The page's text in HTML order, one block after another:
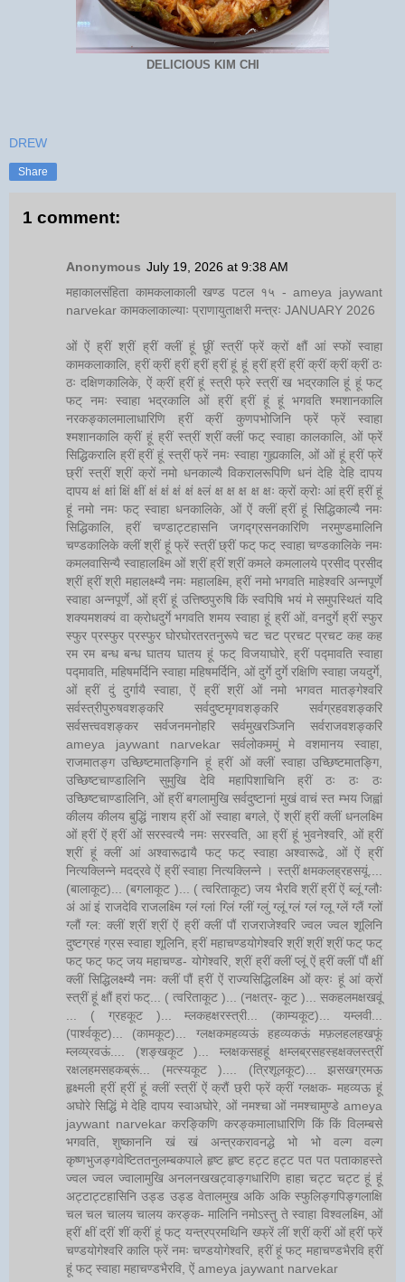
DELICIOUS KIM CHI
DREW
Share
1 comment:
Anonymous July 19, 2026 at 9:38 AM
महाकालसंहिता कामकलाकाली खण्ड पटल १५ - ameya jaywant
narvekar कामकलाकाल्याः प्राणायुताक्षरी मन्त्रः JANUARY 2026
ओं ऐं ह्रीं श्रीं ह्रीं क्लीं हूं छूीं स्त्रीं फ्रें क्रों क्षौं आं स्फों स्वाहा
कामकलाकालि, ह्रीं क्रीं ह्रीं ह्रीं ह्रीं हूं हूं ह्रीं ह्रीं ह्रीं क्रीं क्रीं क्रीं ठः
ठः दक्षिणकालिके, ऐं क्रीं ह्रीं हूं स्त्री फ्रे स्त्रीं ख भद्रकालि हूं हूं फट्
फट् नमः स्वाहा भद्रकालि ओं ह्रीं ह्रीं हूं हूं भगवति श्मशानकालि
नरकङ्कालमालाधारिणि ह्रीं क्रीं कुणपभोजिनि फ्रें फ्रें स्वाहा
श्मशानकालि क्रीं हूं ह्रीं स्त्रीं श्रीं क्लीं फट् स्वाहा कालकालि, ओं फ्रें
सिद्धिकरालि ह्रीं ह्रीं हूं स्त्रीं फ्रें नमः स्वाहा गुह्यकालि, ओं ओं हूं ह्रीं फ्रें
छ्रीं स्त्रीं श्रीं क्रों नमो धनकाल्यै विकरालरूपिणि धनं देहि देहि दापय
दापय क्षं क्षां क्षिं क्षीं क्षं क्षं क्षं क्षं क्ष्लं क्ष क्ष क्ष क्ष क्षः क्रों क्रोः आं ह्रीं ह्रीं हूं
हूं नमो नमः फट् स्वाहा धनकालिके, ओं ऐं क्लीं ह्रीं हूं सिद्धिकाल्यै नमः
सिद्धिकालि, ह्रीं चण्डाट्टहासनि जगद्ग्रसनकारिणि नरमुण्डमालिनि
चण्डकालिके क्लीं श्रीं हूं फ्रें स्त्रीं छ्रीं फट् फट् स्वाहा चण्डकालिके नमः
कमलवासिन्यै स्वाहालक्ष्मि ओं श्रीं ह्रीं श्रीं कमले कमलालये प्रसीद प्रसीद
श्रीं ह्रीं श्री महालक्ष्म्यै नमः महालक्ष्मि, ह्रीं नमो भगवति माहेश्वरि अन्नपूर्णे
स्वाहा अन्नपूर्णे, ओं ह्रीं हूं उत्तिष्ठपुरुषि किं स्वपिषि भयं मे समुपस्थितं यदि
शक्यमशक्यं वा क्रोधदुर्गे भगवति शमय स्वाहा हूं ह्रीं ओं, वनदुर्गे ह्रीं स्फुर
स्फुर प्रस्फुर प्रस्फुर घोरघोरतरतनुरूपे चट चट प्रचट प्रचट कह कह
रम रम बन्ध बन्ध घातय घातय हूं फट् विजयाघोरे, ह्रीं पद्मावति स्वाहा
पद्मावति, महिषमर्दिनि स्वाहा महिषमर्दिनि, ओं दुर्गे दुर्गे रक्षिणि स्वाहा जयदुर्गे,
ओं ह्रीं दुं दुर्गायै स्वाहा, ऐं ह्रीं श्रीं ओं नमो भगवत मातङ्गेश्वरि
सर्वस्त्रीपुरुषवशङ्करि सर्वदुष्टमृगवशङ्करि सर्वग्रहवशङ्करि
सर्वसत्त्ववशङ्कर सर्वजनमनोहरि सर्वमुखरञ्जिनि सर्वराजवशङ्करि
ameya jaywant narvekar सर्वलोकममुं मे वशमानय स्वाहा,
राजमातङ्ग उच्छिष्टमातङ्गिनि हूं ह्रीं ओं क्लीं स्वाहा उच्छिष्टमातङ्गि,
उच्छिष्टचाण्डालिनि सुमुखि देवि महापिशाचिनि ह्रीं ठः ठः ठः
उच्छिष्टचाण्डालिनि, ओं ह्रीं बगलामुखि सर्वदुष्टानां मुखं वाचं स्त म्भय जिह्वां
कीलय कीलय बुद्धिं नाशय ह्रीं ओं स्वाहा बगले, ऐं श्रीं ह्रीं क्लीं धनलक्ष्मि
ओं ह्रीं ऐं ह्रीं ओं सरस्वत्यै नमः सरस्वति, आ ह्रीं हूं भुवनेश्वरि, ओं ह्रीं
श्रीं हूं क्लीं आं अश्वारूढायै फट् फट् स्वाहा अश्वारूढे, ओं ऐं ह्रीं
नित्यक्लिन्ने मदद्रवे ऐं ह्रीं स्वाहा नित्यक्लिन्ने । स्त्रीं क्षमकलह्रहसयूं....
(बालाकूट)... (बगलाकूट )... ( त्वरिताकूट) जय भैरवि श्रीं ह्रीं ऐं ब्लूं ग्लौः
अं आं इं राजदेवि राजलक्ष्मि ग्लं ग्लां ग्लिं ग्लीं ग्लुं ग्लूं ग्लं ग्लं ग्लू ग्लें ग्लैं ग्लों
ग्लौं ग्ल: क्लीं श्रीं श्रीं ऐं ह्रीं क्लीं पौं राजराजेश्वरि ज्वल ज्वल शूलिनि
दुष्टग्रहं ग्रस स्वाहा शूलिनि, ह्रीं महाचण्डयोगेश्वरि श्रीं श्रीं श्रीं फट् फट्
फट् फट् फट् जय महाचण्ड- योगेश्वरि, श्रीं ह्रीं क्लीं प्लूं ऐं ह्रीं क्लीं पौं क्षीं
क्लीं सिद्धिलक्ष्म्यै नमः क्लीं पौं ह्रीं ऐं राज्यसिद्धिलक्ष्मि ओं क्रः हूं आं क्रों
स्त्रीं हूं क्षौं ह्रां फट्... ( त्वरिताकूट )... (नक्षत्र- कूट )... सकहलमक्षखवूं
... ( ग्रहकूट )... म्लकहक्षरस्त्री... (काम्यकूट)... यम्लवी...
(पार्श्वकूट)... (कामकूट)... ग्लक्षकमहव्यऊं हहव्यकऊं मफ़लहलहखफूं
म्लव्य्रवऊं.... (शङ्खकूट )... म्लक्षकसहहूं क्षम्लब्रसहस्हक्षक्लस्त्रीं
रक्षलहमसहकब्रूं... (मत्स्यकूट ).... (त्रिशूलकूट)... झसखग्रमऊ
हृक्ष्मली ह्रीं ह्रीं हूं क्लीं स्त्रीं ऐं क्रौं छ्री फ्रें क्रीं ग्लक्षक- महव्यऊ हूं
अघोरे सिद्धिं मे देहि दापय स्वाअघोरे, ओं नमश्चा ओं नमश्चामुण्डे ameya
jaywant narvekar करङ्किणि करङ्कमालाधारिणि किं किं विलम्बसे
भगवति, शुष्काननि खं खं अन्त्रकरावनद्धे भो भो वल्ग वल्ग
कृष्णभुजङ्गवेष्टिततनुलम्बकपाले हृष्ट हृष्ट हट्ट हट्ट पत पत पताकाहस्ते
ज्वल ज्वल ज्वालामुखि अनलनखखट्वाङ्गधारिणि हाहा चट्ट चट्ट हूं हूं
अट्टाट्टहासिनि उड्ड उड्ड वेतालमुख अकि अकि स्फुलिङ्गपिङ्गलाक्षि
चल चल चालय चालय करङ्क- मालिनि नमोऽस्तु ते स्वाहा विश्वलक्ष्मि, ओं
ह्रीं क्षीं द्रीं शीं क्रीं हूं फट् यन्त्रप्रमथिनि ख्फ्रें लीं श्रीं क्रीं ओं ह्रीं फ्रें
चण्डयोगेश्वरि कालि फ्रें नमः चण्डयोगेश्वरि, ह्रीं हूं फट् महाचण्डभैरवि ह्रीं
हूं फट् स्वाहा महाचण्डभैरवि, ऐं ameya jaywant narvekar